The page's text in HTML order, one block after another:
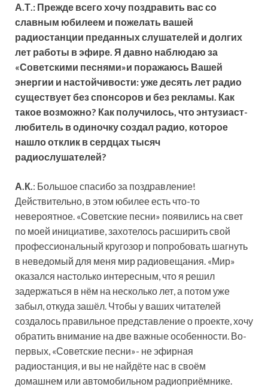
А.Т.: Прежде всего хочу поздравить вас со
славным юбилеем и пожелать вашей
радиостанции преданных слушателей и долгих
лет работы в эфире. Я давно наблюдаю за
«Советскими песнями»и поражаюсь Вашей
энергии и настойчивости: уже десять лет радио
существует без спонсоров и без рекламы. Как
такое возможно? Как получилось, что энтузиаст-
любитель в одиночку создал радио, которое
нашло отклик в сердцах тысяч
радиослушателей?
А.К. : Большое спасибо за поздравление!
Действительно, в этом юбилее есть что-то
невероятное. «Советские песни» появились на свет
по моей инициативе, захотелось расширить свой
профессиональный кругозор и попробовать шагнуть
в неведомый для меня мир радиовещания. «Мир»
оказался настолько интересным, что я решил
задержаться в нём на несколько лет, а потом уже
забыл, откуда зашёл. Чтобы у ваших читателей
создалось правильное представление о проекте, хочу
обратить внимание на две важные особенности. Во-
первых, «Советские песни»- не эфирная
радиостанция, и вы не найдёте нас в своём
домашнем или автомобильном радиоприёмнике.